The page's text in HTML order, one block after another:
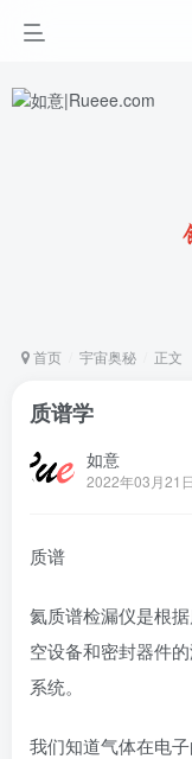
首页 宇宙奥秘 正文
质谱学
如意
2022年03月21
质谱
氦质谱检漏仪是根
空设备和密封器件
系统。
我们知道气体在电